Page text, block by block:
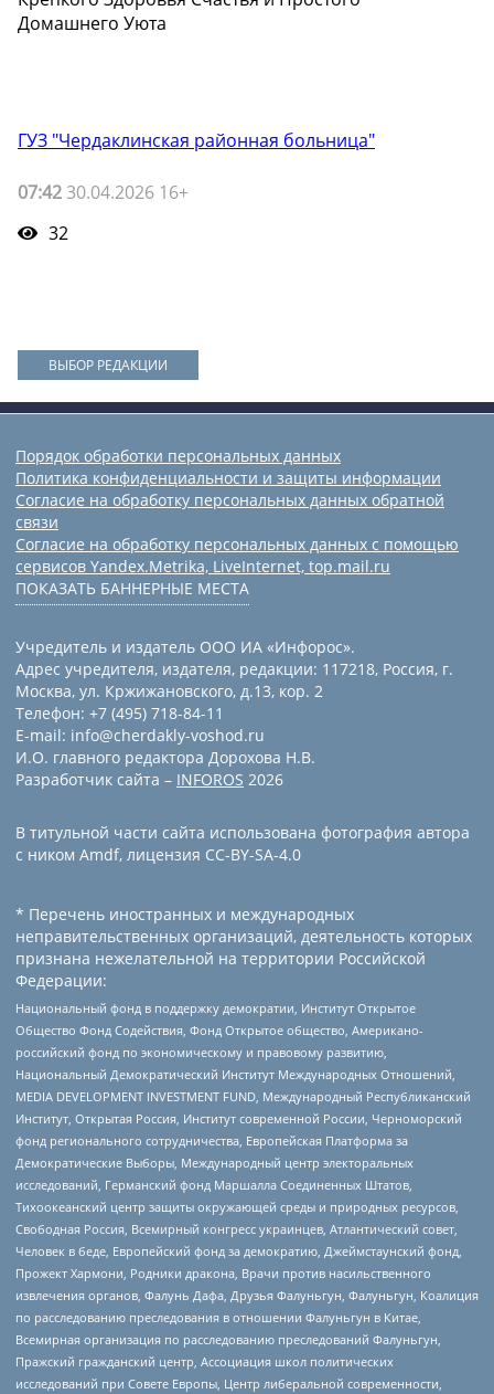
Домашнего Уюта
ГУЗ "Чердаклинская районная больница"
07:42 30.04.2026 16+
32
ВЫБОР РЕДАКЦИИ
Порядок обработки персональных данных
Политика конфиденциальности и защиты информации
Согласие на обработку персональных данных обратной
связи
Согласие на обработку персональных данных с помощью
сервисов Yandex.Metrika, LiveInternet, top.mail.ru
ПОКАЗАТЬ БАННЕРНЫЕ МЕСТА
Учредитель и издатель ООО ИА «Инфорос».
Адрес учредителя, издателя, редакции: 117218, Россия, г.
Москва, ул. Кржижановского, д.13, кор. 2
Телефон: +7 (495) 718-84-11
E-mail: info@cherdakly-voshod.ru
И.О. главного редактора Дорохова Н.В.
Разработчик сайта – INFOROS 2026
В титульной части сайта использована фотография автора
с ником Amdf, лицензия CC-BY-SA-4.0
* Перечень иностранных и международных
неправительственных организаций, деятельность которых
признана нежелательной на территории Российской
Федерации:
Национальный фонд в поддержку демократии, Институт Открытое
Общество Фонд Содействия, Фонд Открытое общество, Американо-
российский фонд по экономическому и правовому развитию,
Национальный Демократический Институт Международных Отношений,
MEDIA DEVELOPMENT INVESTMENT FUND, Международный Республиканский
Институт, Открытая Россия, Институт современной России, Черноморский
фонд регионального сотрудничества, Европейская Платформа за
Демократические Выборы, Международный центр электоральных
исследований, Германский фонд Маршалла Соединенных Штатов,
Тихоокеанский центр защиты окружающей среды и природных ресурсов,
Свободная Россия, Всемирный конгресс украинцев, Атлантический совет,
Человек в беде, Европейский фонд за демократию, Джеймстаунский фонд,
Прожект Хармони, Родники дракона, Врачи против насильственного
извлечения органов, Фалунь Дафа, Друзья Фалуньгун, Фалуньгун, Коалиция
по расследованию преследования в отношении Фалуньгун в Китае,
Всемирная организация по расследованию преследований Фалуньгун,
Пражский гражданский центр, Ассоциация школ политических
исследований при Совете Европы, Центр либеральной современности,